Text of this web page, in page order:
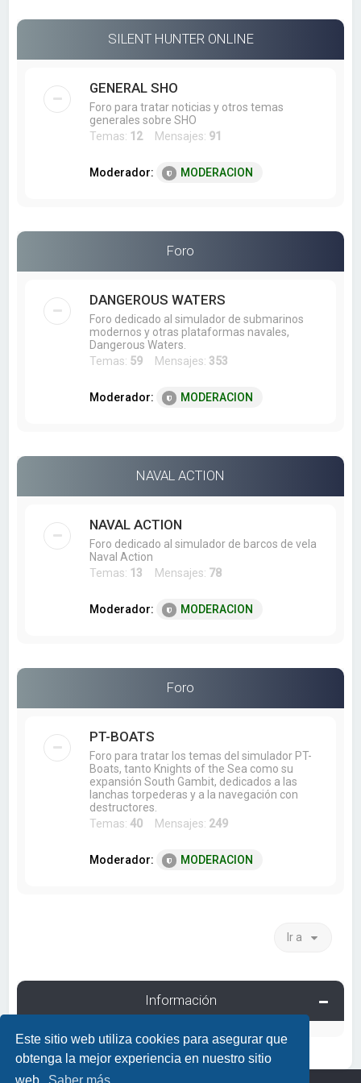
Este sitio web utiliza cookies para asegurar que
obtenga la mejor experiencia en nuestro sitio
r
SILENT HUNTER ONLINE
GENERAL SHO
Foro para tratar noticias y otros temas
generales sobre SHO
Temas: 12Mensajes: 91
Moderador: MODERACION
Foro
DANGEROUS WATERS
Foro dedicado al simulador de submarinos
modernos y otras plataformas navales,
Dangerous Waters.
Temas: 59 Mensajes: 353
Moderador: MODERACION
NAVAL ACTION
NAVAL ACTION
Foro dedicado al simulador de barcos de vela
Naval Action
Temas: 13 Mensajes: 78
Moderador: MODERACION
Foro
PT-BOATS
Foro para tratar los temas del simulador PT-
Boats, tanto Knights of the Sea como su
expansión South Gambit, dedicados a las
lanchas torpederas y a la navegación con
destructores.
Temas:40 Mensajes: 249
Moderador: MODERACION
Ir a
Información